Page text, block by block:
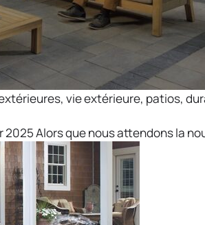
, vie extérieure, patios,
Alors que nous attendons la